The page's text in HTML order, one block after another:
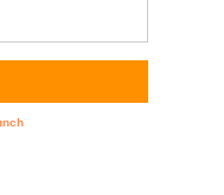
Blog